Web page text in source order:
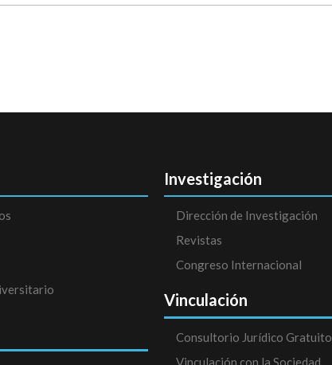
Investigación
Dirección de Investigación
Revistas
Congreso Internacional
Vinculación
Consultorio Jurídico Gratuito
Vinculación con la Sociedad